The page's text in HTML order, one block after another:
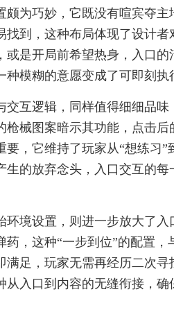
颇为巧妙，它既没有喧宾夺
找到，这种布局体现了设计
或是开局前希望热身，入口
模糊的意愿变成了可即刻执
交互逻辑，同样值得细细品
枪械图案暗示其功能，点击
要，它维持了玩家从“想练习
生的放弃念头，入口交互的
环境设置，则进一步放大了
药，这种“一步到位”的配置
满足，玩家无需再经历二次
从入口到内容的无缝衔接，